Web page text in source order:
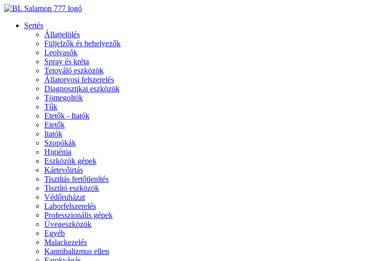
Ugrás
tartalomhoz
Sertés
Állatjelölés
Füljelzők és behelyezők
Leolvasók
Spray és kréta
Tetováló eszközök
Állatorvosi felszerelés
Diagnosztikai eszközök
Tömegoltók
Tűk
Etetők - Itatók
Etetők
Itatók
Szopókák
Higiénia
Eszközök gépek
Kártevőirtás
Tisztítás fertőtlenítés
Tisztító eszközök
Védőruházat
Laborfelszerelés
Professzionális gépek
Üvegeszközök
Egyéb
Malackezelés
Kannibalizmus ellen